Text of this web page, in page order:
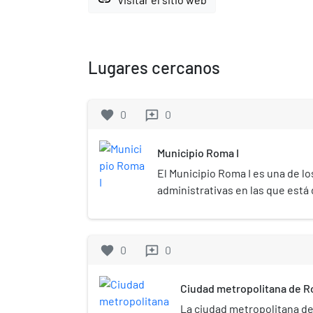
Lugares cercanos
favorite 0 reviews 0
Municipio Roma I
El Municipio Roma I es una de
administrativas en las que está
favorite 0 reviews 0
Ciudad metropolitana de
La ciudad metropolitana